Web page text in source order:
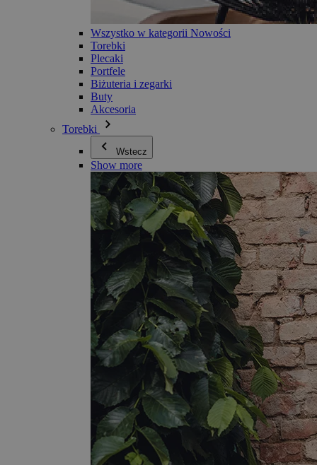
Wszystko w kategorii Nowości
Torebki
Plecaki
Portfele
Biżuteria i zegarki
Buty
Akcesoria
Torebki
Wstecz
Show more